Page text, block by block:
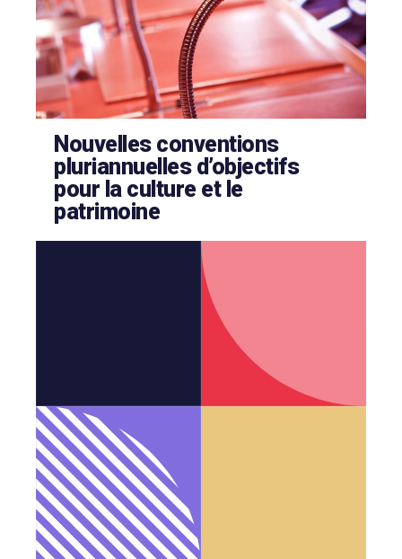
Nouvelles conventions
pluriannuelles d’objectifs
pour la culture et le
patrimoine